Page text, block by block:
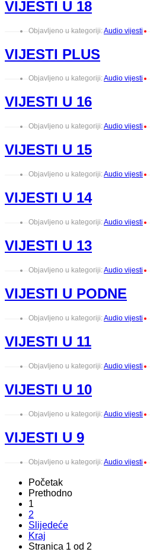
VIJESTI U 18
Objavljeno u kategoriji:Audio vijesti
VIJESTI PLUS
Objavljeno u kategoriji:Audio vijesti
VIJESTI U 16
Objavljeno u kategoriji:Audio vijesti
VIJESTI U 15
Objavljeno u kategoriji:Audio vijesti
VIJESTI U 14
Objavljeno u kategoriji:Audio vijesti
VIJESTI U 13
Objavljeno u kategoriji:Audio vijesti
VIJESTI U PODNE
Objavljeno u kategoriji:Audio vijesti
VIJESTI U 11
Objavljeno u kategoriji:Audio vijesti
VIJESTI U 10
Objavljeno u kategoriji:Audio vijesti
VIJESTI U 9
Objavljeno u kategoriji:Audio vijesti
Početak
Prethodno
1
2
Slijedeće
Kraj
Stranica 1 od 2